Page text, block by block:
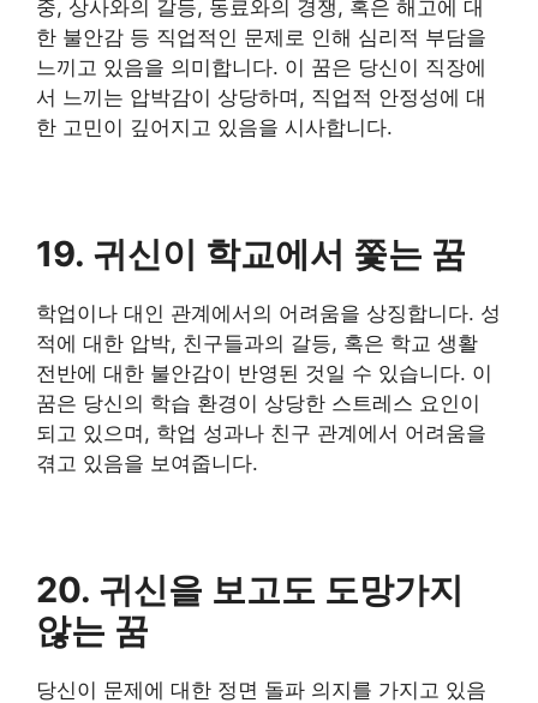
중, 상사와의 갈등, 동료와의 경쟁, 혹은 해고에 대
한 불안감 등 직업적인 문제로 인해 심리적 부담을
느끼고 있음을 의미합니다. 이 꿈은 당신이 직장에
서 느끼는 압박감이 상당하며, 직업적 안정성에 대
한 고민이 깊어지고 있음을 시사합니다.
19. 귀신이 학교에서 쫓는 꿈
학업이나 대인 관계에서의 어려움을 상징합니다. 성
적에 대한 압박, 친구들과의 갈등, 혹은 학교 생활
전반에 대한 불안감이 반영된 것일 수 있습니다. 이
꿈은 당신의 학습 환경이 상당한 스트레스 요인이
되고 있으며, 학업 성과나 친구 관계에서 어려움을
겪고 있음을 보여줍니다.
20. 귀신을 보고도 도망가지
않는 꿈
당신이 문제에 대한 정면 돌파 의지를 가지고 있음